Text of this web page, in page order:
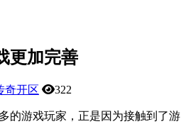
更加完善
奇开区 322
的游戏玩家，正是因为接触到了游